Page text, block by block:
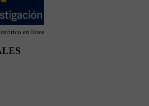
en línea